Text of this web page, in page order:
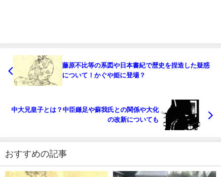
藤原不比等の系図や日本書紀で歴史を捏造した疑惑
について！かぐや姫に登場？
中大兄皇子とは？中臣鎌足や蘇我氏との関係や大化
の改新についても
おすすめの記事